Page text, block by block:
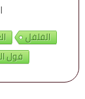
الفلفل
فول